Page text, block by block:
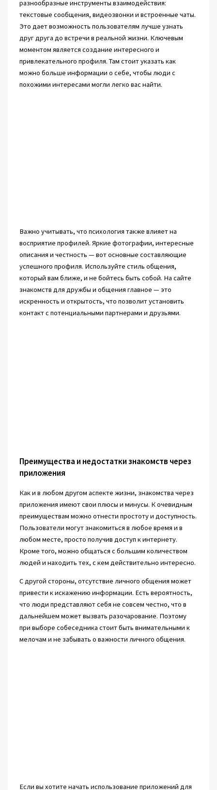
разнообразные инструменты взаимодействия:
текстовые сообщения, видеозвонки и встроенные чаты.
Это дает возможность пользователям лучше узнать
друг друга до встречи в реальной жизни. Ключевым
моментом является создание интересного и
привлекательного профиля. Там стоит указать как
можно больше информации о себе, чтобы люди с
похожими интересами могли легко вас найти.
Важно учитывать, что психология также влияет на
восприятие профилей. Яркие фотографии, интересные
описания и честность — вот основные составляющие
успешного профиля. Используйте стиль общения,
который вам ближе, и не бойтесь быть собой. На сайте
знакомств для дружбы и общения главное — это
искренность и открытость, что позволит установить
контакт с потенциальными партнерами и друзьями.
Преимущества и недостатки знакомств через
приложения
Как и в любом другом аспекте жизни, знакомства через
приложения имеют свои плюсы и минусы. К очевидным
преимуществам можно отнести простоту и доступность.
Пользователи могут знакомиться в любое время и в
любом месте, просто получив доступ к интернету.
Кроме того, можно общаться с большим количеством
людей и находить тех, с кем действительно интересно.
С другой стороны, отсутствие личного общения может
привести к искажению информации. Есть вероятность,
что люди представляют себя не совсем честно, что в
дальнейшем может вызвать разочарование. Поэтому
при выборе собеседника стоит быть внимательными к
мелочам и не забывать о важности личного общения.
Если вы хотите начать использование приложений для